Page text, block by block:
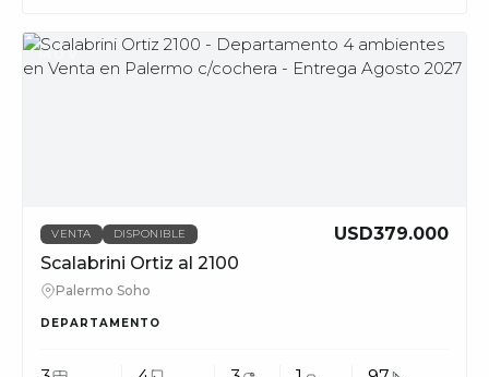
MUV
VENTA DISPONIBLE
USD379.000
Scalabrini Ortiz al 2100
Palermo Soho
DEPARTAMENTO